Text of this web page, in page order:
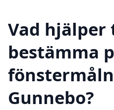
Vad
bestämma
Gunnebo?